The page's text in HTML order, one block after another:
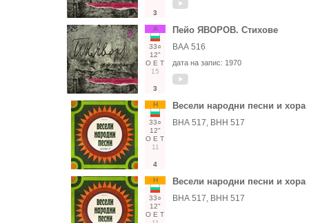
3
А
33○
12"
О Е Т
15
3
Пейо ЯВОРОВ. Стихове
ВАА 516
дата на запис: 1970
Н
33○
12"
О Е Т
11
4
Весели народни песни и хора
ВНА 517, ВНН 517
Н
33○
12"
О Е Т
Весели народни песни и хора
ВНА 517, ВНН 517